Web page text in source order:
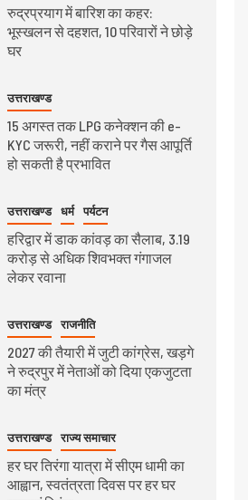
रुद्रप्रयाग में बारिश का कहर:
भूस्खलन से दहशत, 10 परिवारों ने छोड़े
घर
उत्तराखण्ड
15 अगस्त तक LPG कनेक्शन की e-
KYC जरूरी, नहीं कराने पर गैस आपूर्ति
हो सकती है प्रभावित
उत्तराखण्ड धर्म पर्यटन
हरिद्वार में डाक कांवड़ का सैलाब, 3.19
करोड़ से अधिक शिवभक्त गंगाजल
लेकर रवाना
उत्तराखण्ड राजनीति
2027 की तैयारी में जुटी कांग्रेस, खड़गे
ने रुद्रपुर में नेताओं को दिया एकजुटता
का मंत्र
उत्तराखण्ड राज्य समाचार
हर घर तिरंगा यात्रा में सीएम धामी का
आह्वान, स्वतंत्रता दिवस पर हर घर